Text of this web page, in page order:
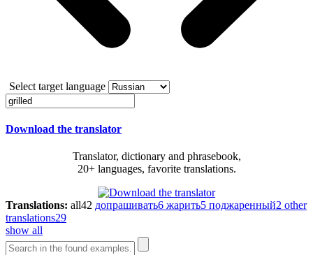
Select target language
Download the translator
Translator, dictionary and phrasebook,
20+ languages, favorite translations.
Translations: all42 допрашивать6 жарить5 поджаренный2 other
translations29
show all